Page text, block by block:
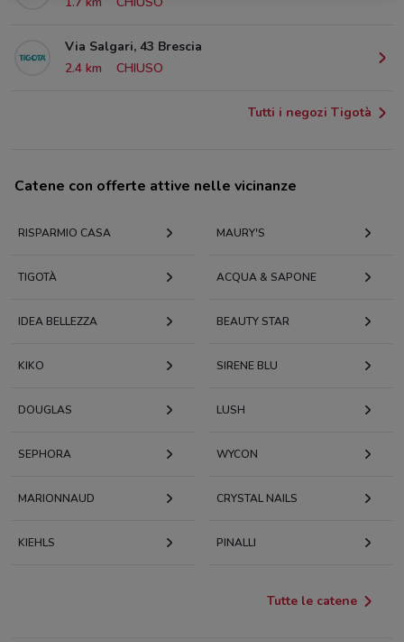
Via Salgari, 43 Brescia
2.4 km
CHIUSO
Tutti i negozi Tigotà
Catene con offerte attive nelle vicinanze
RISPARMIO CASA MAURY'S
TIGOTÀ ACQUA & SAPONE
IDEA BELLEZZA BEAUTY STAR
KIKO SIRENE BLU
DOUGLAS LUSH
SEPHORA WYCON
MARIONNAUD CRYSTAL NAILS
KIEHLS PINALLI
Tutte le catene